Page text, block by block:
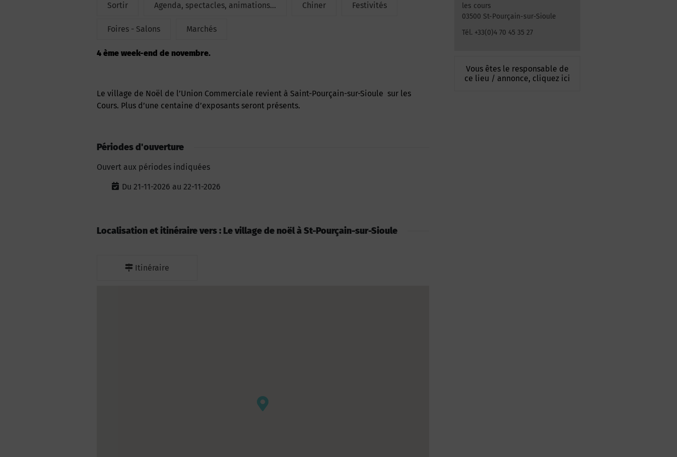
Sortir Agenda, spectacles, animations... Chiner Festivités
Foires - Salons Marchés
4 ème week-end de novembre.
Le village de Noël de l’Union Commerciale revient à Saint-Pourçain-sur-Sioule sur les
Cours. Plus d’une centaine d’exposants seront présents.
les cours
03500 St-Pourçain-sur-Sioule
Tél. +33(0)4 70 45 35 27
Vous êtes le responsable de
ce lieu / annonce, cliquez ici
Périodes d'ouverture
Ouvert aux périodes indiquées
Du 21-11-2026 au 22-11-2026
Localisation et itinéraire vers : Le village de noël à St-Pourçain-sur-Sioule
Itinéraire